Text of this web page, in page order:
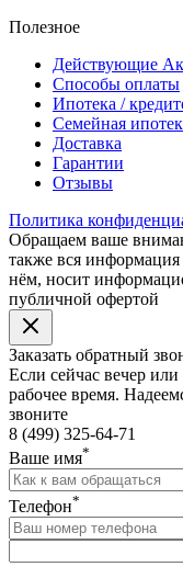
Полезное
Действующие
Способы оплаты
Ипотека /
Семейная
Доставка
Гарантии
Отзывы
Политика
Обращаем ваше
также вся информация
нём, носит
публичной офертой
Заказать обратный
Если сейчас вечер
рабочее время.
звоните
8 (499) 325-64-71
Ваше имя*
Телефон*